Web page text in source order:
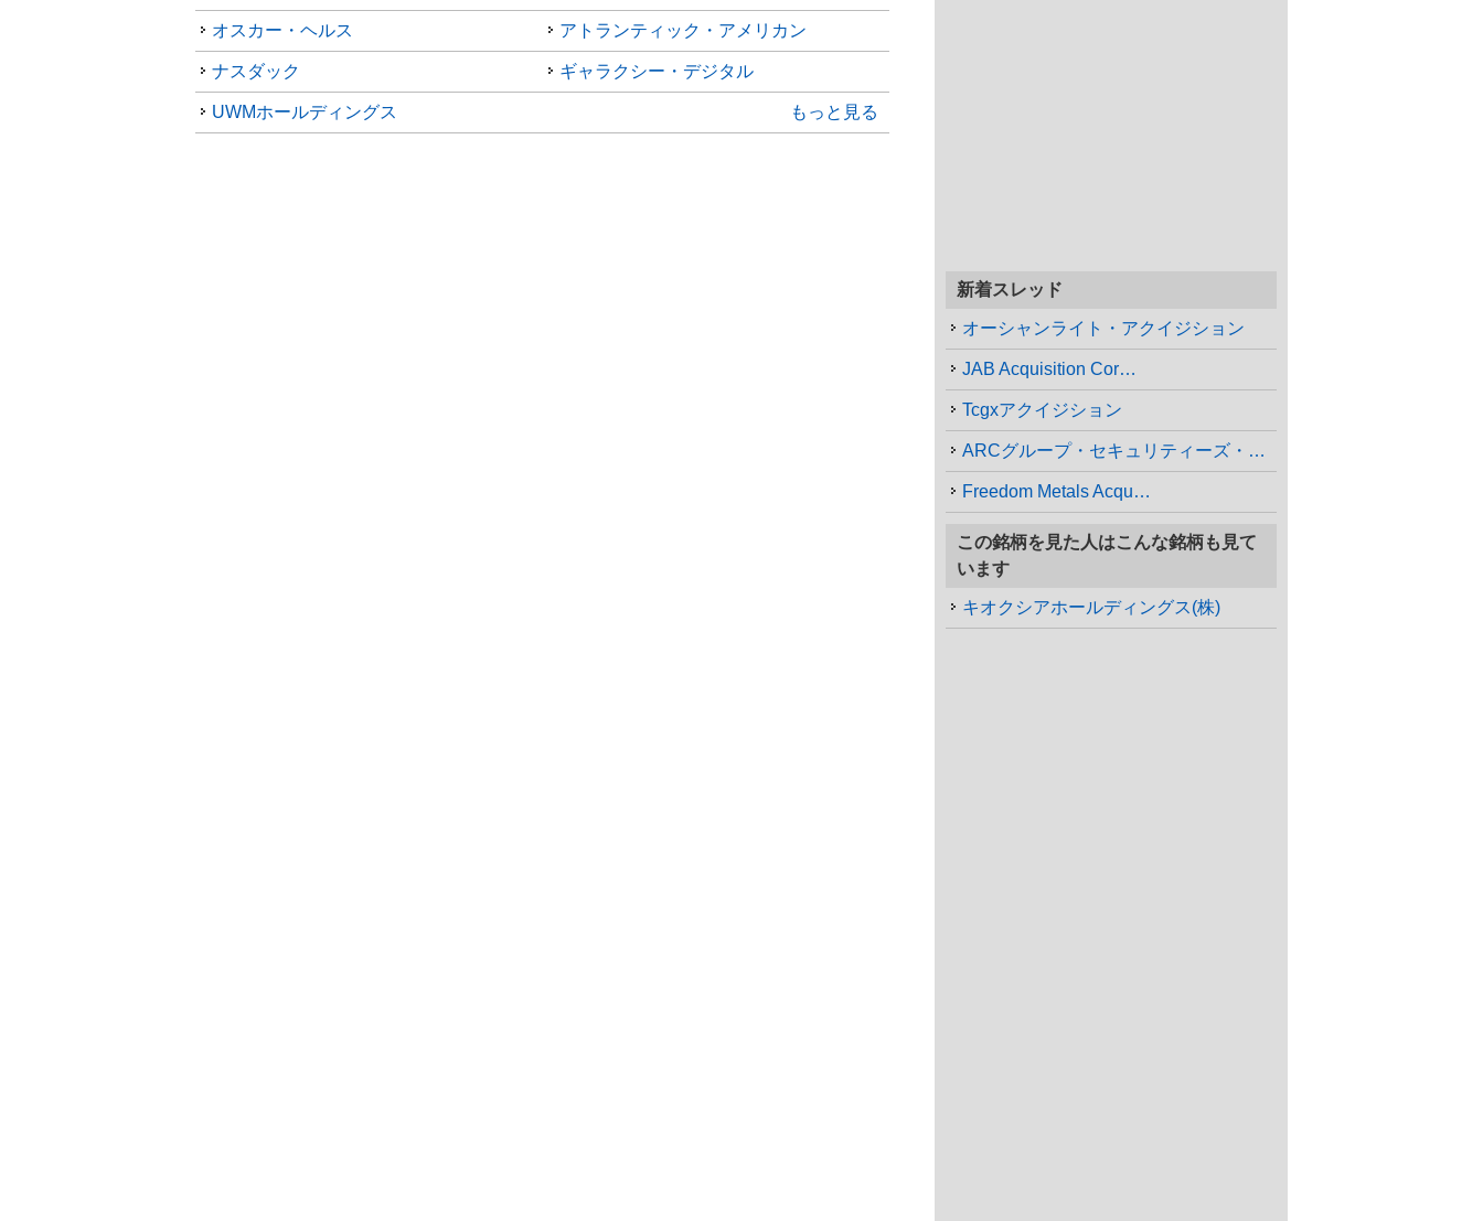
オスカー・ヘルス アトランティック・アメリカン
ナスダック ギャラクシー・デジタル
UWMホールディングス もっと見る
新着スレッド
オーシャンライト・アクイジション
JAB Acquisition Cor…
Tcgxアクイジション
ARCグループ・セキュリティーズ・アク…
Freedom Metals Acqu…
この銘柄を見た人はこんな銘柄も見て
います
キオクシアホールディングス(株)